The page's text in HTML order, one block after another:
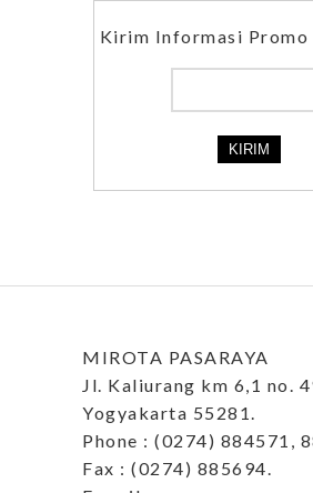
Kirim Informasi Promo
MIROTA PASARAYA
Jl. Kaliurang km 6,1 no.
Yogyakarta 55281.
Phone : (0274) 884571,
Fax : (0274) 885694.